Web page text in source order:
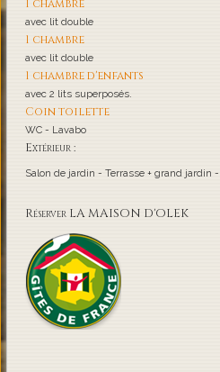
1 chambre
avec lit double
1 chambre
avec lit double
1 chambre d'enfants
avec 2 lits superposés.
Coin toilette
WC - Lavabo
Extérieur :
Salon de jardin - Terrasse + grand jardin
Réserver LA MAISON D'OLEK